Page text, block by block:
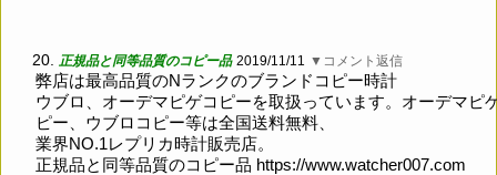
20. 正規品と同等品質のコピー品 2019/11/11 ▼コメント返信
弊店は最高品質のNランクのブランドコピー時計
ウブロ、オーデマピゲコピーを取扱っています。オーデマピ
ピー、ウブロコピー等は全国送料無料、
業界NO.1レプリカ時計販売店。
正規品と同等品質のコピー品 https://www.watcher007.com